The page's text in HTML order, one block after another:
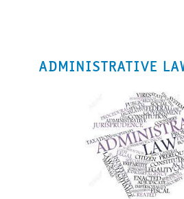
ADMINISTRATIVE